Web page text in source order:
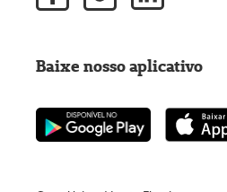
Baixe nosso aplicativo